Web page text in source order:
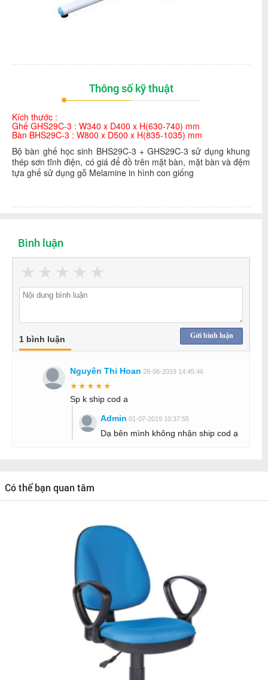
Thông số kỹ thuật
Kích thước :
Ghế GHS29C-3 : W340 x D400 x H(630-740) mm
Bàn BHS29C-3 : W800 x D500 x H(835-1035) mm
Bộ bàn ghế học sinh BHS29C-3 + GHS29C-3 sử dụng khung
thép sơn tĩnh điện, có giá để đồ trên mặt bàn, mặt bàn và đệm
tựa ghế sử dụng gỗ Melamine in hình con giống
Bình luận
★
★
★
★
★
Gửi bình luận
1 bình luận
Nguyên Thi Hoan 28-06-2019 14:45:46
★★★★★
Sp k ship cod a
Admin 01-07-2019 10:37:55
Dạ bên mình không nhận ship cod ạ
Có thể bạn quan tâm